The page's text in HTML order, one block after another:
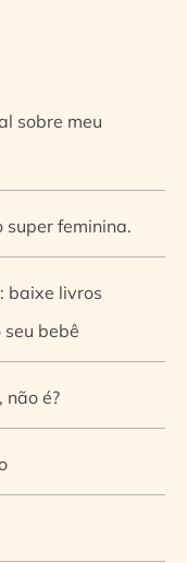
sobre meu
super feminina.
baixe livros
bebê
não é?